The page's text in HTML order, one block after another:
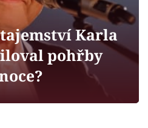
Vary
Karla
pohřby